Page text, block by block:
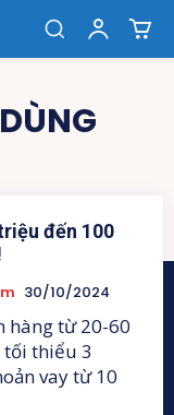
đến 100
30/10/2024
hàng từ 20-60
thiểu 3
vay từ 10